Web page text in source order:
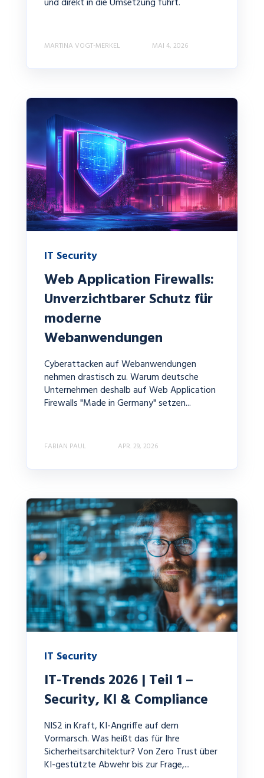
MARTINA VOGT-MERKEL MAI 4, 2026
IT Security
Web Application Firewalls:
Unverzichtbarer Schutz für
moderne
Webanwendungen
Cyberattacken auf Webanwendungen
nehmen drastisch zu. Warum deutsche
Unternehmen deshalb auf Web Application
Firewalls "Made in Germany" setzen...
FABIAN PAUL APR. 29, 2026
IT Security
IT-Trends 2026 | Teil 1 –
Security, KI & Compliance
NIS2 in Kraft, KI-Angriffe auf dem
Vormarsch. Was heißt das für Ihre
Sicherheitsarchitektur? Von Zero Trust über
KI-gestützte Abwehr bis zur Frage,...